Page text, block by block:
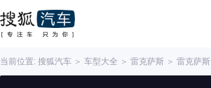
当前位置: 搜狐汽车 ＞ 车型大全 ＞ 雷克萨斯 ＞ 雷克萨斯